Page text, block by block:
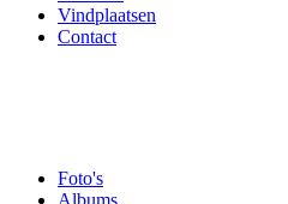
Foto's
Albums
Vindplaatsen
Contact